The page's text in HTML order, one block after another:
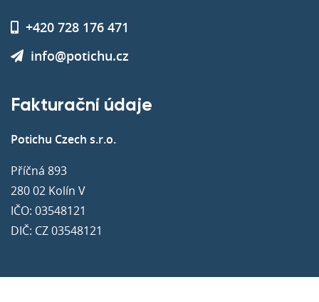
+420 728 176 471
info@potichu.cz
Fakturační údaje
Potichu Czech s.r.o.
Příčná 893
280 02 Kolín V
IČO: 03548121
DIČ: CZ 03548121